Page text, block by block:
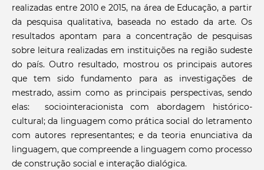
realizadas entre 2010 e 2015, na área de Educação, a partir
da pesquisa qualitativa, baseada no estado da arte. Os
resultados apontam para a concentração de pesquisas
sobre leitura realizadas em instituições na região sudeste
do país. Outro resultado, mostrou os principais autores
que tem sido fundamento para as investigações de
mestrado, assim como as principais perspectivas, sendo
elas: sociointeracionista com abordagem histórico-
cultural; da linguagem como prática social do letramento
com autores representantes; e da teoria enunciativa da
linguagem, que compreende a linguagem como processo
de construção social e interação dialógica.